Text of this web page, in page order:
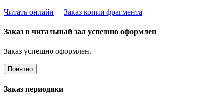
Читать онлайн
Заказ копии фрагмента
Заказ в читальный зал успешно оформлен
Заказ успешно оформлен.
Понятно
Заказ периодики